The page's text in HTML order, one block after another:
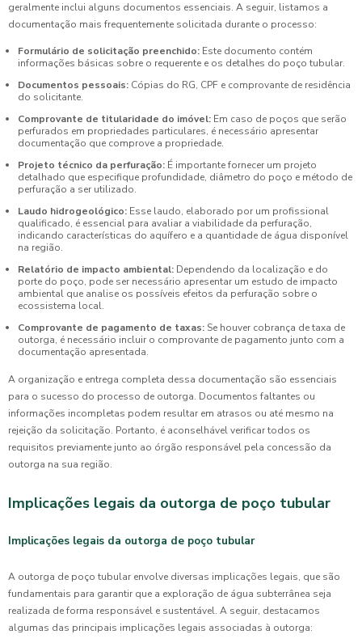
geralmente inclui alguns documentos essenciais. A seguir, listamos a
documentação mais frequentemente solicitada durante o processo:
Formulário de solicitação preenchido: Este documento contém
informações básicas sobre o requerente e os detalhes do poço tubular.
Documentos pessoais: Cópias do RG, CPF e comprovante de residência
do solicitante.
Comprovante de titularidade do imóvel: Em caso de poços que serão
perfurados em propriedades particulares, é necessário apresentar
documentação que comprove a propriedade.
Projeto técnico da perfuração: É importante fornecer um projeto
detalhado que especifique profundidade, diâmetro do poço e método de
perfuração a ser utilizado.
Laudo hidrogeológico: Esse laudo, elaborado por um profissional
qualificado, é essencial para avaliar a viabilidade da perfuração,
indicando características do aquífero e a quantidade de água disponível
na região.
Relatório de impacto ambiental: Dependendo da localização e do
porte do poço, pode ser necessário apresentar um estudo de impacto
ambiental que analise os possíveis efeitos da perfuração sobre o
ecossistema local.
Comprovante de pagamento de taxas: Se houver cobrança de taxa de
outorga, é necessário incluir o comprovante de pagamento junto com a
documentação apresentada.
A organização e entrega completa dessa documentação são essenciais
para o sucesso do processo de outorga. Documentos faltantes ou
informações incompletas podem resultar em atrasos ou até mesmo na
rejeição da solicitação. Portanto, é aconselhável verificar todos os
requisitos previamente junto ao órgão responsável pela concessão da
outorga na sua região.
Implicações legais da outorga de poço tubular
Implicações legais da outorga de poço tubular
A outorga de poço tubular envolve diversas implicações legais, que são
fundamentais para garantir que a exploração de água subterrânea seja
realizada de forma responsável e sustentável. A seguir, destacamos
algumas das principais implicações legais associadas à outorga: